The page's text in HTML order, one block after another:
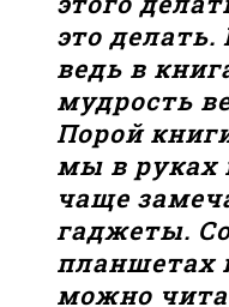
это
ведь в
мудрость
Порой
мы в руках
чаще
гаджеты.
планшетах
можно